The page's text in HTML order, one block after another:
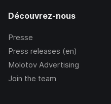
Découvrez-nous
Presse
Press releases (en)
Molotov Advertising
Join the team